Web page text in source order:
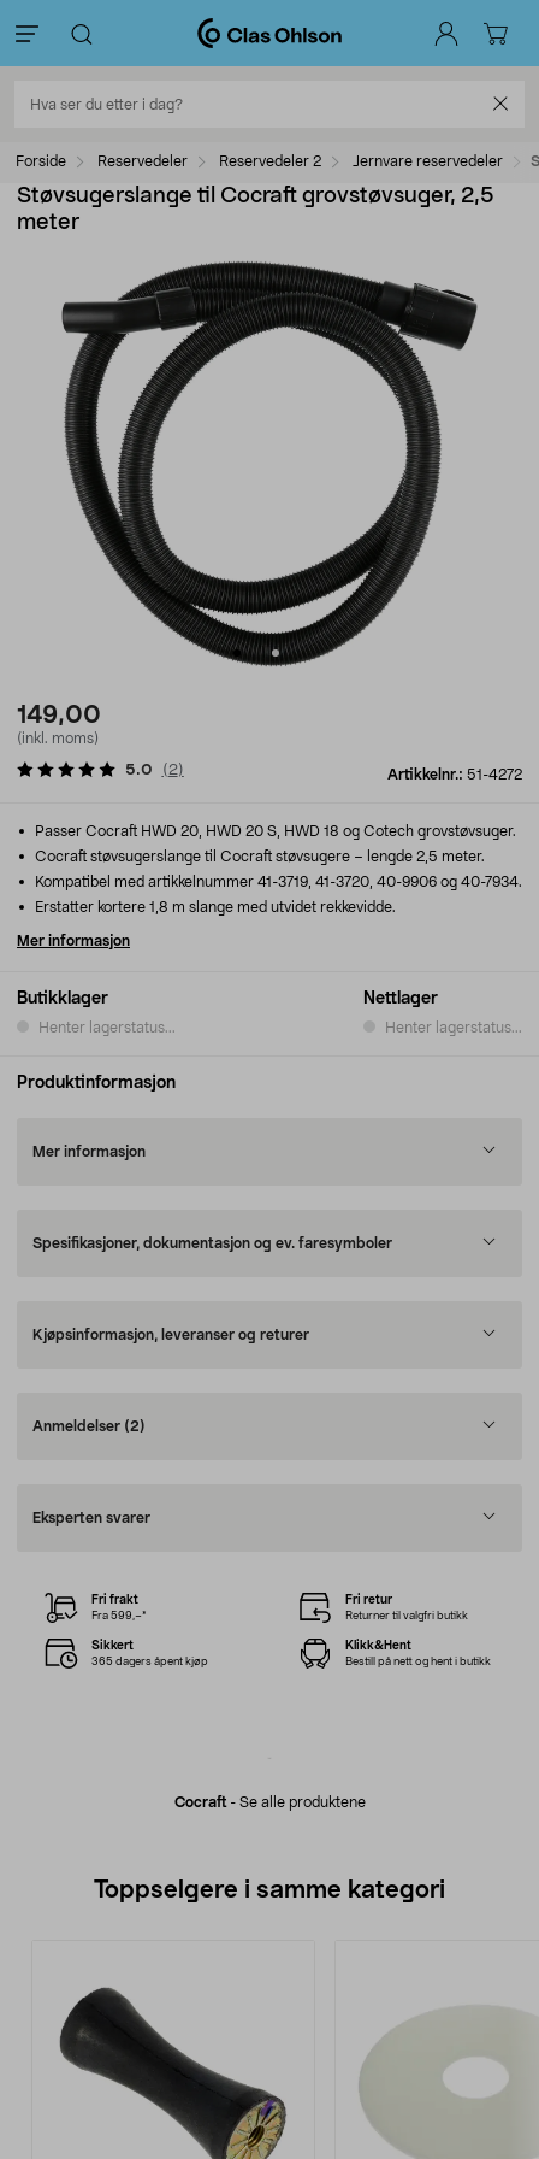
Forside Reservedeler Reservedeler 2 Jernvare reservedeler
Støvsugerslange til Cocraft grovstøvsuger, 2,5
meter
149,00
(inkl. moms)
Artikkelnr.: 51-4272
5.0 ( 2)
Butikklager
Henter lagerstatus...
Nettlager
Henter lagerstatus...
Passer Cocraft HWD 20, HWD 20 S, HWD 18 og Cotech grovstøvsuger.
Cocraft støvsugerslange til Cocraft støvsugere – lengde 2,5 meter.
Kompatibel med artikkelnummer 41-3719, 41-3720, 40-9906 og 40-7934.
Erstatter kortere 1,8 m slange med utvidet rekkevidde.
Mer informasjon
Produktinformasjon
Mer informasjon
Spesifikasjoner, dokumentasjon og ev. faresymboler
Kjøpsinformasjon, leveranser og returer
Anmeldelser (2)
Eksperten svarer
Cocraft- Se alle produktene
Fri frakt
Fra 599,–*
Fri retur
Returner til valgfri butikk
Sikkert
365 dagers åpent kjøp
Klikk&Hent
Bestill på nett og hent i butikk
Toppselgere i samme kategori